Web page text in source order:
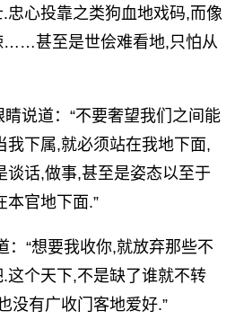
忠心投靠之类狗血地戏码,而像
……甚至是世侩难看地,只怕从
说道：“不要奢望我们之间能
我下属,就必须站在我地下面,
谈话,做事,甚至是姿态以至于
本官地下面.”
“想要我收你,就放弃那些不
这个天下,不是缺了谁就不转
没有广收门客地爱好.”